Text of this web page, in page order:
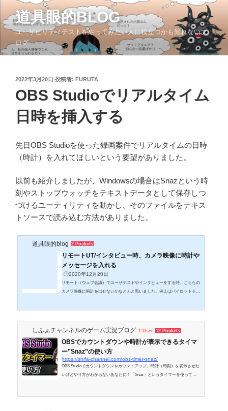
ン
テ
ツ
道具眼的BLOG
ユーザビリティテストをやってみたい人に役立つかも知れないブ
ログ
投
日:
2022年3月20日 投稿者: FURUTA
OBS Studioでリアルタイム
日時を挿入する
先日OBS Studioを使った録画案件でリアルタイムの日時
（時計）を入れてほしいという要望がありました。
以前も紹介しましたが、Windowsの場合はSnazという時
刻やストップウォッチをテキストデータとして保存しつ
づけるユーティリティを動かし、そのファイルをテキス
トソースで読み込む方法がありました。
道具眼的blog 2 Pockets
リモートUT/インタビュー時、カメラ映像に時計や
メッセージを入れる
2020年12月20日
リモート（ウェブ会議）でユーザテストやインタビューをする時、こちらの
カメラ映像に時計を出せないかなとふと思いました。例えばパイロットセッ
で、パッと思いついた方法は、別PCでグリーンスクリーン上に時計（スト
ップウォッチ）を表示した画...
しふぁチャンネルのゲーム実況ブログ 1 User 12 Pockets
OBSでカウントダウンや時計が表示できるタイマ
ー”Snaz”の使い方
https://shifa-channel.com/obs-timer-snaz/
OBS Studioでカウントダウンやカウントアップ、時計（時刻）を表示させた
いけどやり方がわからないあなたに！「Snaz」というタイマーを使ってカ